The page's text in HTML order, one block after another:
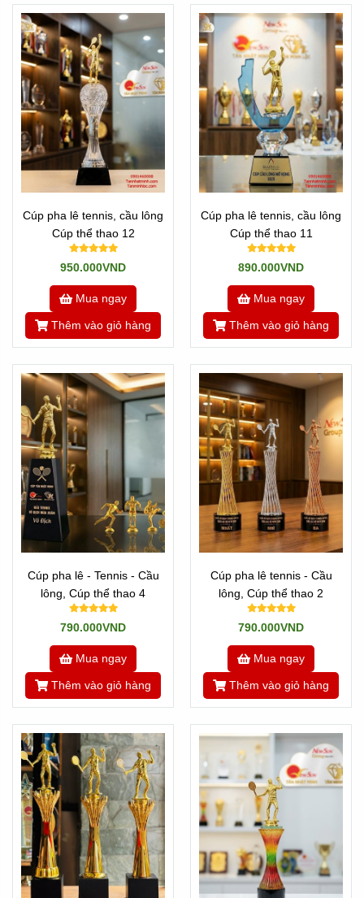
Cúp pha lê tennis, cầu lông
Cúp thể thao 12
950.000VND
Mua ngay
Thêm vào giỏ hàng
Cúp pha lê tennis, cầu lông
Cúp thể thao 11
890.000VND
Mua ngay
Thêm vào giỏ hàng
Cúp pha lê - Tennis - Cầu
lông, Cúp thể thao 4
790.000VND
Mua ngay
Thêm vào giỏ hàng
Cúp pha lê tennis - Cầu
lông, Cúp thể thao 2
790.000VND
Mua ngay
Thêm vào giỏ hàng